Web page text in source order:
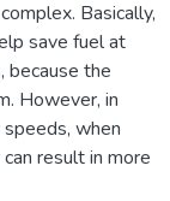
Basically,
save fuel at
because the
However, in
when
result in more